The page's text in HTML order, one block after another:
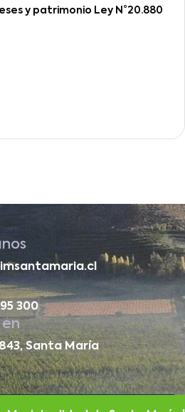
y patrimonio Ley N°20.880
300
Santa María